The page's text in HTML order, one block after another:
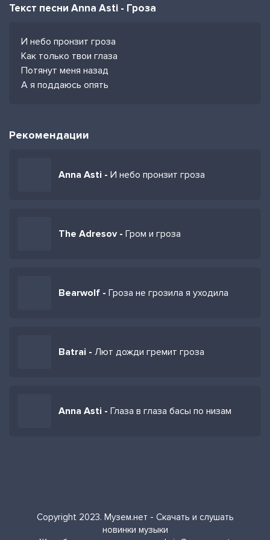
Текст песни Anna Asti - Гроза
И небо пронзит гроза
Как только твои глаза
Потянут меня назад
А я поддаюсь опять
Рекомендации
Anna Asti - И небо пронзит гроза
The Adresov - Гром и гроза
Bearwolf - Гроза не грозила я уходила
Batrai - Лют дожди гремит гроза
Anna Asti - Глаза в глаза басы по низам
Copyright 2023. Музем.нет - Скачать и слушать
новинки музыки